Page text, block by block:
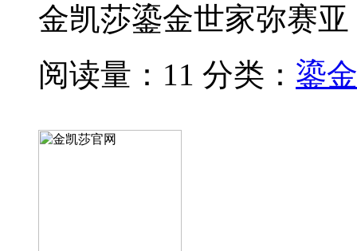
金凯莎鎏金世家弥赛
阅读量：11 分类： 鎏